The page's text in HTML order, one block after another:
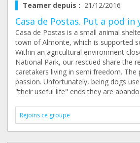
Teamer depuis : 21/12/2016
Casa de Postas. Put a pod in
Casa de Postas is a small animal
town of Almonte, which is supported
Within an agricultural environment
National Park, our rescued share the
caretakers living in semi freedom.
passion. Unfortunately, being dogs
"their useful life" ends they are
Rejoins ce groupe